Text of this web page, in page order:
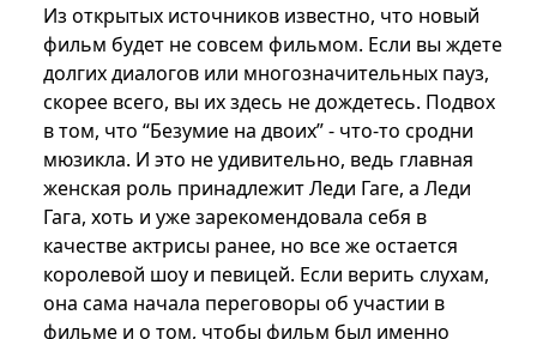
Из открытых источников известно, что новый
фильм будет не совсем фильмом. Если вы ждете
долгих диалогов или многозначительных пауз,
скорее всего, вы их здесь не дождетесь. Подвох
в том, что “Безумие на двоих” - что-то сродни
мюзикла. И это не удивительно, ведь главная
женская роль принадлежит Леди Гаге, а Леди
Гага, хоть и уже зарекомендовала себя в
качестве актрисы ранее, но все же остается
королевой шоу и певицей. Если верить слухам,
она сама начала переговоры об участии в
фильме и о том, чтобы фильм был именно